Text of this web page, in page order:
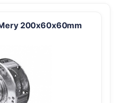
200x60x60mm